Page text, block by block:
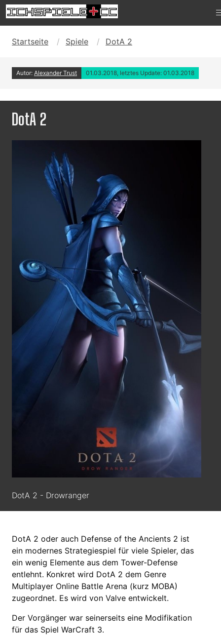
Startseite Spiele DotA 2
Autor: Alexander Trust 01.03.2018, letztes Update: 01.03.2018
DotA 2
DotA 2 - Drowranger
DotA 2 oder auch Defense of the Ancients 2 ist
ein modernes Strategiespiel für viele Spieler, das
ein wenig Elemente aus dem Tower-Defense
entlehnt. Konkret wird DotA 2 dem Genre
Multiplayer Online Battle Arena (kurz MOBA)
zugeordnet. Es wird von Valve entwickelt.
Der Vorgänger war seinerseits eine Modifikation
für das Spiel WarCraft 3.